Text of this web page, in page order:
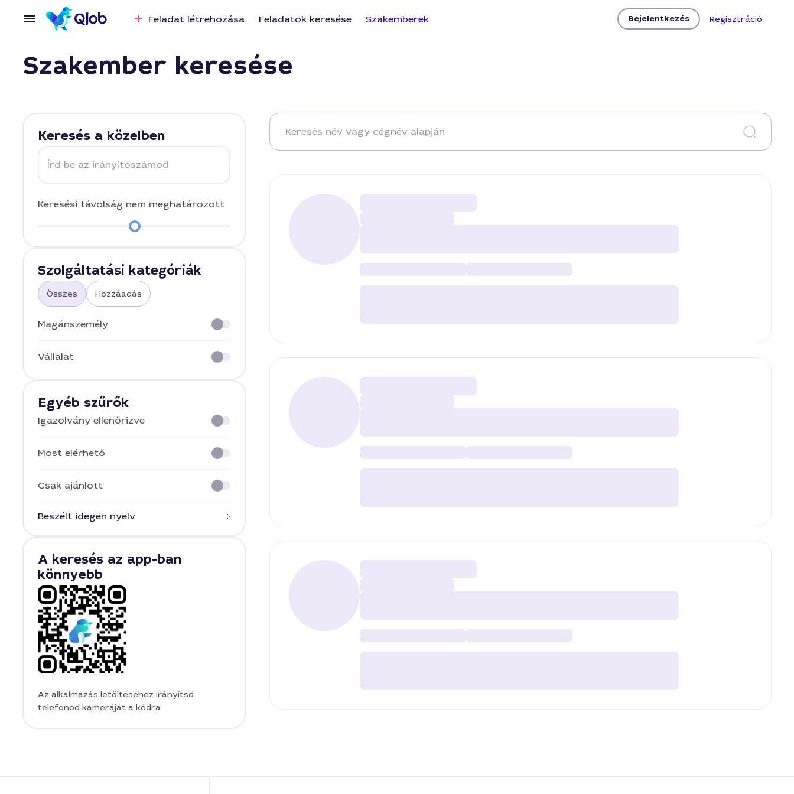
Feladat létrehozása Feladatok keresése Szakemberek Bejelentkezés Regisztráció
Szakember keresése
Keresés a közelben
Írd be az irányítószámod
Keresési távolság nem meghatározott
Szolgáltatási kategóriák
Összes Hozzáadás
Magánszemély
Vállalat
Egyéb szűrők
Igazolvány ellenőrizve
Most elérhető
Csak ajánlott
Beszélt idegen nyelv
A keresés az app-ban
könnyebb
Az alkalmazás letöltéséhez irányítsd
telefonod kameráját a kódra